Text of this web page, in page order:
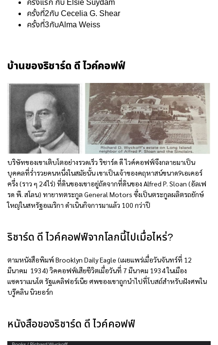
ครั้งแรก กับ Elsie Suydam
ครั้งที่2กับ Cecelia G. Shear
ครั้งที่3กับAlma Weiss
บ้านของริชาร์ด ดี ไวค์คอฟฟ์
บริษัทของเขาเติบโตอย่างรวดเร็ว ริชาร์ด ดี ไวค์คอฟฟ์จึงกลายมาเป็น
บุคคลที่ร่ำรวยคนหนึ่งในสมัยนั้น เขาเป็นเจ้าของคฤหาสน์ขนาด9เอเคอร์
ครึ่ง (ราว ๆ 24ไร่) ที่ดินของเขาอยู่ถัดจากที่ดินของ Alfred P. Sloan (อัลเฟ
รด พี. สโลน) ทายาทตระกูล General Motors ซึ่งเป็นตระกูลผลิตรถยักษ์
ใหญ่ในสหรัฐอเมริกา ดำเนินกิจการมาแล้ว 100 กว่าปี
ริชาร์ด ดี ไวค์คอฟฟ์จากโลกนี้ไปเมื่อไหร่?
ตามหนังสือพิมพ์ Brooklyn Daily Eagle (เผยแพร่เมื่อวันจันทร์ที่ 12
มีนาคม 1934) วิคคอฟฟ์เสียชีวิตเมื่อวันที่ 7 มีนาคม 1934 ในเมือง
แซคราเมนโต รัฐแคลิฟอร์เนีย ศพของเขาถูกนำไปที่โบสถ์สำหรับฝังศพใน
บรู๊คลิน นิวยอร์ก
หนังสือของริชาร์ด ดี ไวค์คอฟฟ์